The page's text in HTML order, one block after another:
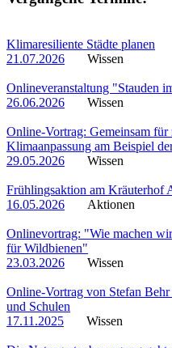
Klimaresiliente Städte planen
21.07.2026
Wissen
Onlineveranstaltung "Stauden
26.06.2026
Wissen
Online-Vortrag: Gemeinsam
Klimaanpassung am Beispiel
29.05.2026
Wissen
Frühlingsaktion am Kräuterhof
16.05.2026
Aktionen
Onlinevortrag: "Wie machen
für Wildbienen"
23.03.2026
Wissen
Online-Vortrag von Stefan
und Schulen
17.11.2025
Wissen